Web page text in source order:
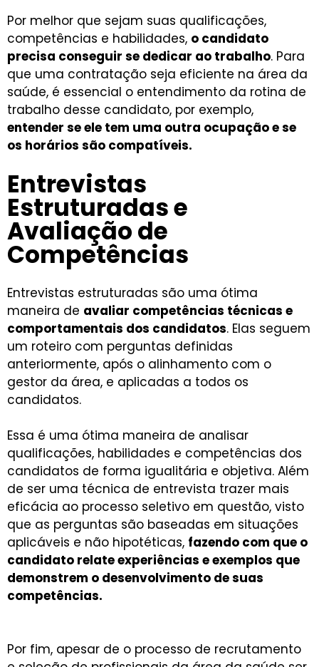
Por melhor que sejam suas qualificações,
competências e habilidades, o candidato
precisa conseguir se dedicar ao trabalho. Para
que uma contratação seja eficiente na área da
saúde, é essencial o entendimento da rotina de
trabalho desse candidato, por exemplo,
entender se ele tem uma outra ocupação e se
os horários são compatíveis.
Entrevistas
Estruturadas e
Avaliação de
Competências
Entrevistas estruturadas são uma ótima
maneira de avaliar competências técnicas e
comportamentais dos candidatos. Elas seguem
um roteiro com perguntas definidas
anteriormente, após o alinhamento com o
gestor da área, e aplicadas a todos os
candidatos.
Essa é uma ótima maneira de analisar
qualificações, habilidades e competências dos
candidatos de forma igualitária e objetiva. Além
de ser uma técnica de entrevista trazer mais
eficácia ao processo seletivo em questão, visto
que as perguntas são baseadas em situações
aplicáveis e não hipotéticas, fazendo com que o
candidato relate experiências e exemplos que
demonstrem o desenvolvimento de suas
competências.
Por fim, apesar de o processo de recrutamento